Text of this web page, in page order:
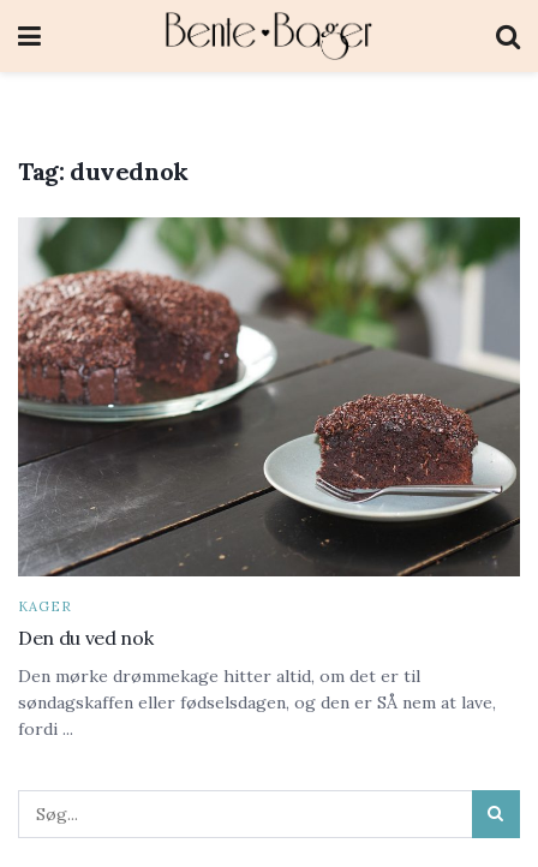
Tag: duvednok
KAGER
Den du ved nok
Den mørke drømmekage hitter altid, om det er til
søndagskaffen eller fødselsdagen, og den er SÅ nem at lave,
fordi ...